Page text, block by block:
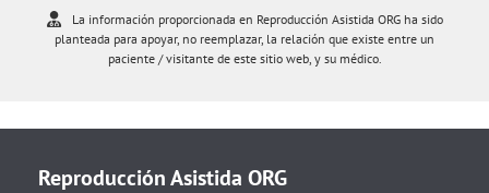
La información proporcionada en Reproducción Asistida ORG ha sido
planteada para apoyar, no reemplazar, la relación que existe entre un
paciente / visitante de este sitio web, y su médico.
Reproducción Asistida ORG